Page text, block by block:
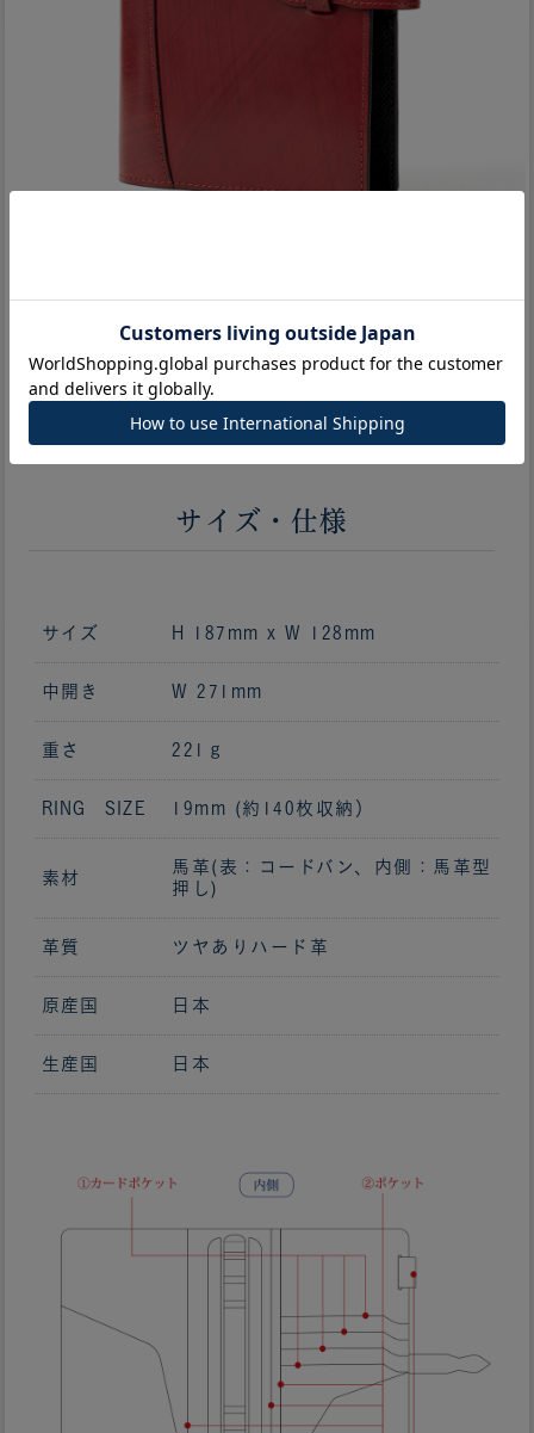
サイズ・仕様
サイズ H 187mm x W 128mm
中開き W 271mm
重さ 221ｇ
RING SIZE 19mm (約140枚収納）
素材
馬革(表：コードバン、内側：馬革型
押し)
革質 ツヤありハード革
原産国 日本
生産国 日本